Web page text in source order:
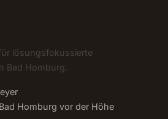
lösungsfokussierte
Bad Homburg.
Homburg vor der Höhe